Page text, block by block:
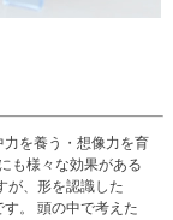
を養う・想像力を育
も様々な効果がある
が、形を認識した
。 頭の中で考えた